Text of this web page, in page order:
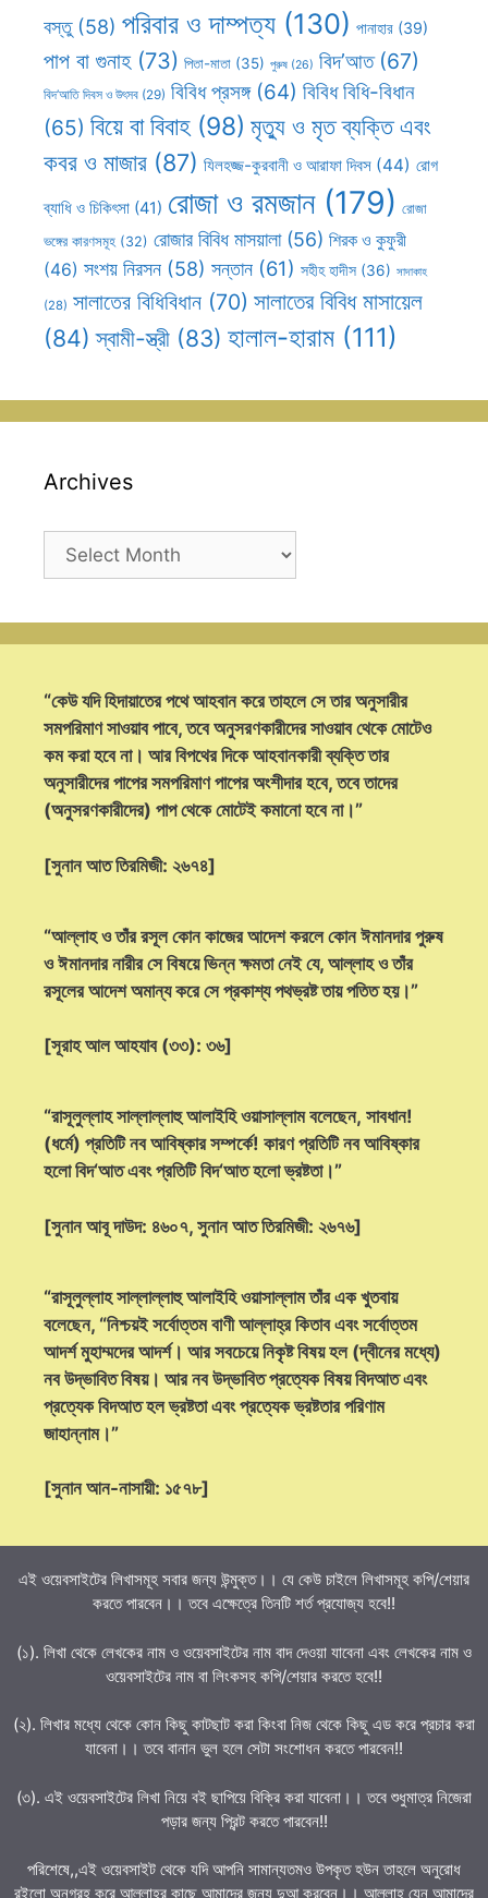
বস্তু(58) পরিবার ও দাম্পত্য (130) পানাহার (39)
পাপ বা গুনাহ(73) পিতা-মাতা (35) পুরুষ (26) বিদ’আত(67)
বিদ’আতি দিবস ও উৎসব (29) বিবিধ প্রসঙ্গ(64) বিবিধ বিধি-বিধান
(65) বিয়ে বা বিবাহ (98) মৃত্যু ও মৃত ব্যক্তি এবং
কবর ও মাজার (87) যিলহজ্জ-কুরবানী ও আরাফা দিবস (44) রোগ
ব্যাধি ও চিকিৎসা (41) রোজা ও রমজান(179) রোজা
ভঙ্গের কারণসমূহ (32) রোজার বিবিধ মাসয়ালা(56) শিরক ও কুফুরী
(46) সংশয় নিরসন (58) সন্তান (61) সহীহ হাদীস (36) সাদাকাহ
(28) সালাতের বিধিবিধান (70) সালাতের বিবিধ মাসায়েল
(84) স্বামী-স্ত্রী (83) হালাল-হারাম (111)
Archives
Archives
“কেউ যদি হিদায়াতের পথে আহবান করে তাহলে সে তার অনুসারীর
সমপরিমাণ সাওয়াব পাবে, তবে অনুসরণকারীদের সাওয়াব থেকে মোটেও
কম করা হবে না। আর বিপথের দিকে আহবানকারী ব্যক্তি তার
অনুসারীদের পাপের সমপরিমাণ পাপের অংশীদার হবে, তবে তাদের
(অনুসরণকারীদের) পাপ থেকে মোটেই কমানো হবে না।”
[সুনান আত তিরমিজী: ২৬৭৪]
“আল্লাহ ও তাঁর রসূল কোন কাজের আদেশ করলে কোন ঈমানদার পুরুষ
ও ঈমানদার নারীর সে বিষয়ে ভিন্ন ক্ষমতা নেই যে, আল্লাহ ও তাঁর
রসূলের আদেশ অমান্য করে সে প্রকাশ্য পথভ্রষ্ট তায় পতিত হয়।”
[সূরাহ আল আহযাব (৩৩): ৩৬]
“রাসূলুল্লাহ সাল্লাল্লাহু আলাইহি ওয়াসাল্লাম বলেছেন, সাবধান!
(ধর্মে) প্রতিটি নব আবিষ্কার সম্পর্কে! কারণ প্রতিটি নব আবিষ্কার
হলো বিদ‘আত এবং প্রতিটি বিদ‘আত হলো ভ্রষ্টতা।”
[সুনান আবূ দাউদ: ৪৬০৭, সুনান আত তিরমিজী: ২৬৭৬]
“রাসূলুল্লাহ সাল্লাল্লাহু আলাইহি ওয়াসাল্লাম তাঁর এক খুতবায়
বলেছেন, “নিশ্চয়ই সর্বোত্তম বাণী আল্লাহ্‌র কিতাব এবং সর্বোত্তম
আদর্শ মুহাম্মদের আদর্শ। আর সবচেয়ে নিকৃষ্ট বিষয় হল (দ্বীনের মধ্যে)
নব উদ্ভাবিত বিষয়। আর নব উদ্ভাবিত প্রত্যেক বিষয় বিদআত এবং
প্রত্যেক বিদআত হল ভ্রষ্টতা এবং প্রত্যেক ভ্রষ্টতার পরিণাম
জাহান্নাম।”
[সুনান আন-নাসায়ী: ১৫৭৮]
এই ওয়েবসাইটের লিখাসমূহ সবার জন্য উন্মুক্ত।। যে কেউ চাইলে লিখাসমূহ কপি/শেয়ার
করতে পারবেন।। তবে এক্ষেত্রে তিনটি শর্ত প্রযোজ্য হবে!!
(১). লিখা থেকে লেখকের নাম ও ওয়েবসাইটের নাম বাদ দেওয়া যাবেনা এবং লেখকের নাম ও
ওয়েবসাইটের নাম বা লিংকসহ কপি/শেয়ার করতে হবে!!
(২). লিখার মধ্যে থেকে কোন কিছু কাটছাট করা কিংবা নিজ থেকে কিছু এড করে প্রচার করা
যাবেনা।। তবে বানান ভুল হলে সেটা সংশোধন করতে পারবেন!!
(৩). এই ওয়েবসাইটের লিখা নিয়ে বই ছাপিয়ে বিক্রি করা যাবেনা।। তবে শুধুমাত্র নিজেরা
পড়ার জন্য প্রিন্ট করতে পারবেন!!
পরিশেষে,,এই ওয়েবসাইট থেকে যদি আপনি সামান্যতমও উপকৃত হউন তাহলে অনুরোধ
রইলো অনুগ্রহ করে আল্লাহর কাছে আমাদের জন্য দুআ করবেন।। আল্লাহ যেন আমাদের